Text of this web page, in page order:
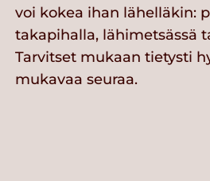
voi kokea ihan lähelläkin:
takapihalla, lähimetsässä
Tarvitset mukaan tietysti
mukavaa seuraa.